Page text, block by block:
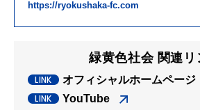
https://ryokushaka-fc.com
緑黄色社会 関連リ
オフィシャルホームページ
YouTube